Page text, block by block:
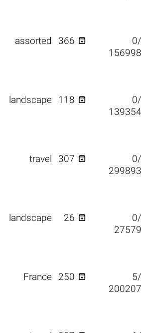
assorted 366 
0/
156998
landscape 118 
0/
139354
travel 307 
0/
299893
landscape 26 
0/
27579
France 250 
5/
200207